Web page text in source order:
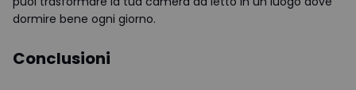
dormire bene ogni giorno.
Conclusioni